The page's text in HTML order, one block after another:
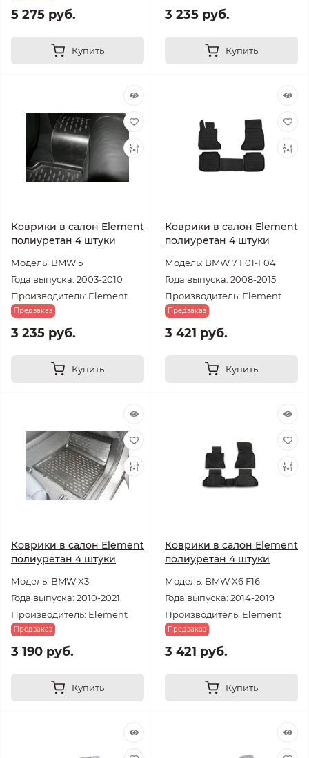
5 275 руб.
Купить
3 235 руб.
Купить
Коврики в салон Element
полиуретан 4 штуки
Модель: BMW 5
Года выпуска: 2003-2010
Производитель: Element
Предзаказ
3 235 руб.
Купить
Коврики в салон Element
полиуретан 4 штуки
Модель: BMW 7 F01-F04
Года выпуска: 2008-2015
Производитель: Element
Предзаказ
3 421 руб.
Купить
Коврики в салон Element
полиуретан 4 штуки
Модель: BMW X3
Года выпуска: 2010-2021
Производитель: Element
Предзаказ
3 190 руб.
Купить
Коврики в салон Element
полиуретан 4 штуки
Модель: BMW X6 F16
Года выпуска: 2014-2019
Производитель: Element
Предзаказ
3 421 руб.
Купить